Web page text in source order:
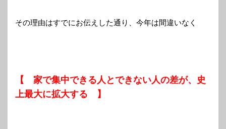
その理由はすでにお伝えした通り、今年は間違いなく
【 家で集中できる人とできない人の差が、史
上最大に拡大する 】